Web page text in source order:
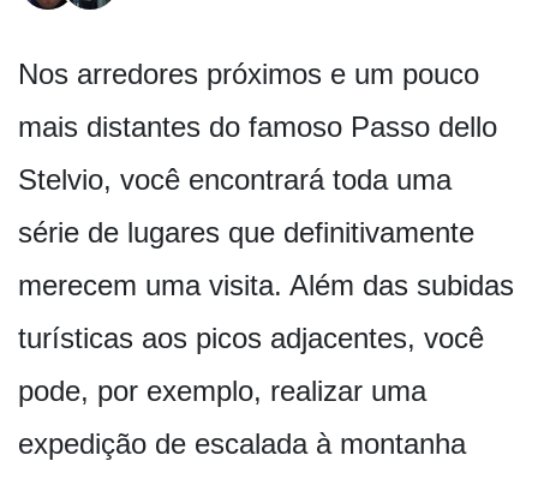
Nos arredores próximos e um pouco
mais distantes do famoso Passo dello
Stelvio, você encontrará toda uma
série de lugares que definitivamente
merecem uma visita. Além das subidas
turísticas aos picos adjacentes, você
pode, por exemplo, realizar uma
expedição de escalada à montanha